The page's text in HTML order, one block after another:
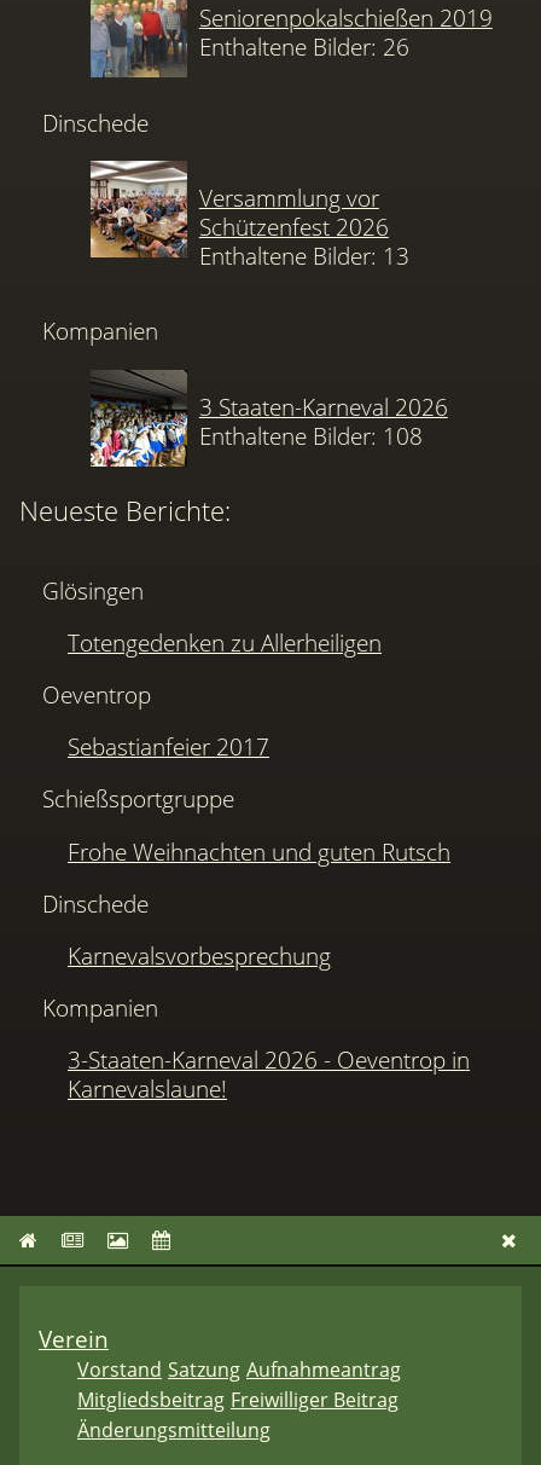
Seniorenpokalschießen 2019
Enthaltene Bilder: 26
Dinschede
Versammlung vor
Schützenfest 2026
Enthaltene Bilder: 13
Kompanien
3 Staaten-Karneval 2026
Enthaltene Bilder: 108
Neueste Berichte:
Glösingen
Totengedenken zu Allerheiligen
Oeventrop
Sebastianfeier 2017
Schießsportgruppe
Frohe Weihnachten und guten Rutsch
Dinschede
Karnevalsvorbesprechung
Kompanien
3-Staaten-Karneval 2026 - Oeventrop in
Karnevalslaune!
Verein
Vorstand Satzung Aufnahmeantrag
Mitgliedsbeitrag Freiwilliger Beitrag
Änderungsmitteilung